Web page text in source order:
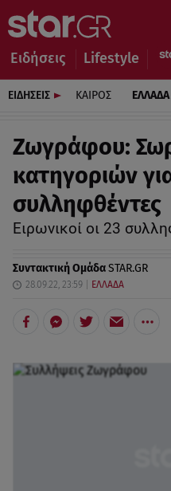
Ειδήσεις Lifestyle
ΕΙΔΗΣΕΙΣ ΚΑΙΡΟΣ ΕΛΛΑΔΑ
Ζωγράφου:
κατηγοριών
συλληφθέντες
Ειρωνικοί οι 23
Συντακτική ΟμάδαSTAR.GR
28.09.22, 23:59 ΕΛΛΑΔΑ